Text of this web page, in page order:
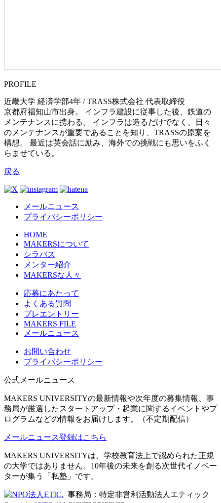
PROFILE
近畿大学 経済学部4年 / TRASS株式会社 代表取締役
京都府福知山市出身。 インフラ建設に従事した後、鉄道の
メンテナンスに携わる。 インフラは造るだけでなく、日々
のメンテナンスが重要であることを知り、TRASSの原案を
構想。 最近は英会話に励み、海外での挑戦にも思いをふく
らませている。
戻る
メールニュース
プライバシーポリシー
HOME
MAKERSについて
シラバス
メンター紹介
MAKERSな人々
応募にあたって
よくある質問
プレエントリー
MAKERS FILE
メールニュース
お問い合わせ
プライバシーポリシー
公式メールニュース
MAKERS UNIVERSITYの最新情報や次年度の募集情報、事
務局が厳選したスタートアップ・起業に関するイベントやプ
ログラムなどの情報をお届けします。（不定期配信）
メールニュース登録はこちら
MAKERS UNIVERSITYは、学校教育法上で認められた正規
の大学ではありません。10年後の未来を創る次世代イノベー
ターが集う「私塾」です。
事務局：特定非営利活動法人エティック